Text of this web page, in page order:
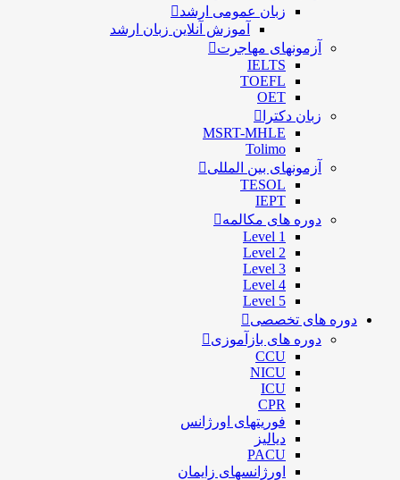
زبان عمومی ارشد
آموزش آنلاین زبان ارشد
آزمونهای مهاجرت
IELTS
TOEFL
OET
زبان دکترا
MSRT-MHLE
Tolimo
آزمونهای بین المللی
TESOL
IEPT
دوره های مکالمه
Level 1
Level 2
Level 3
Level 4
Level 5
دوره های تخصصی
دوره های بازآموزی
CCU
NICU
ICU
CPR
فوریتهای اورژانس
دیالیز
PACU
اورژانسهای زایمان